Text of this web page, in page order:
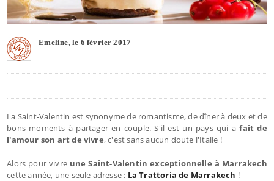
Emeline, le 6 février 2017
La Saint-Valentin est synonyme de romantisme, de dîner à deux et de
bons moments à partager en couple. S'il est un pays qui afait de
l'amour son art de vivre, c'est sans aucun doute l'Italie !
Alors pour vivre une Saint-Valentin exceptionnelle à Marrakech
cette année, une seule adresse : La Trattoria de Marrakech !